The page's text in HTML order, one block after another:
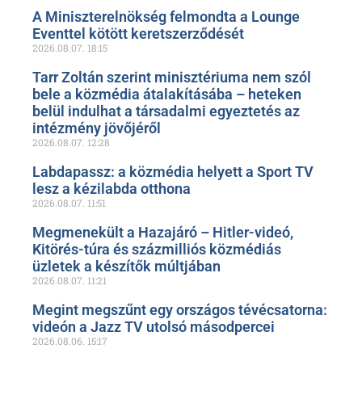
A Miniszterelnökség felmondta a Lounge
Eventtel kötött keretszerződését
2026.08.07. 18:15
Tarr Zoltán szerint minisztériuma nem szól
bele a közmédia átalakításába – heteken
belül indulhat a társadalmi egyeztetés az
intézmény jövőjéről
2026.08.07. 12:28
Labdapassz: a közmédia helyett a Sport TV
lesz a kézilabda otthona
2026.08.07. 11:51
Megmenekült a Hazajáró – Hitler-videó,
Kitörés-túra és százmilliós közmédiás
üzletek a készítők múltjában
2026.08.07. 11:21
Megint megszűnt egy országos tévécsatorna:
videón a Jazz TV utolsó másodpercei
2026.08.06. 15:17